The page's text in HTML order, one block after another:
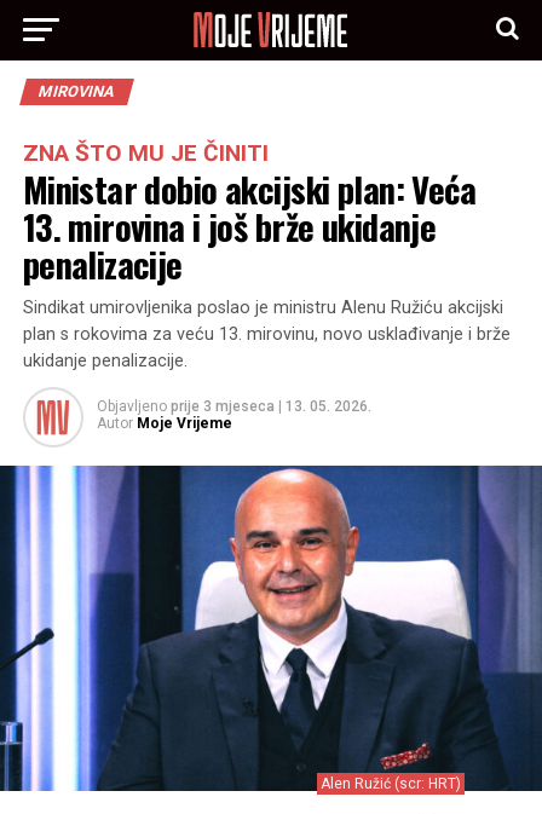
MIROVINA
ZNA ŠTO MU JE ČINITI
Ministar dobio akcijski plan: Veća
13. mirovina i još brže ukidanje
penalizacije
Sindikat umirovljenika poslao je ministru Alenu Ružiću akcijski
plan s rokovima za veću 13. mirovinu, novo usklađivanje i brže
ukidanje penalizacije.
Objavljeno prije 3 mjeseca
13. 05. 2026.
Autor Moje Vrijeme
Alen Ružić (scr: HRT)